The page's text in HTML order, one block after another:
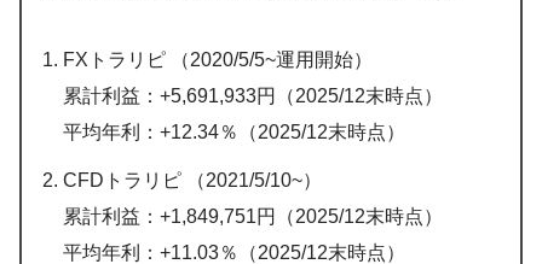
FXトラリピ （2020/5/5~運用開始）
累計利益：+5,691,933円（2025/12末時点）
平均年利：+12.34％（2025/12末時点）
CFDトラリピ （2021/5/10~）
累計利益：+1,849,751円（2025/12末時点）
平均年利：+11.03％（2025/12末時点）